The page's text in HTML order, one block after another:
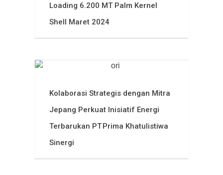
Loading 6.200 MT Palm Kernel
Shell Maret 2024
Kolaborasi Strategis dengan Mitra
Jepang Perkuat Inisiatif Energi
Terbarukan PT Prima Khatulistiwa
Sinergi